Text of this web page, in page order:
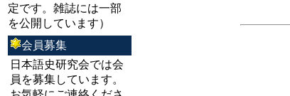
定です。雑誌には一部
を公開しています）
会員募集
日本語史研究会では会
員を募集しています。